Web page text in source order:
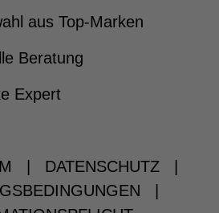
aus Top-Marken
Beratung
Expert
DATENSCHUTZ